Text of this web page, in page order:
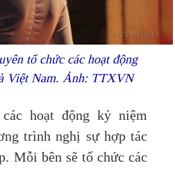
tổ chức các hoạt động
Việt Nam. Ảnh: TTXVN
hoạt động kỷ niệm
trình nghị sự hợp tác
Mỗi bên sẽ tổ chức các